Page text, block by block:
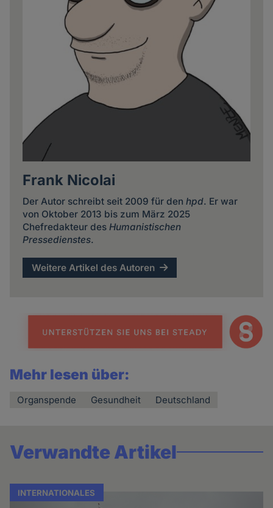
Frank Nicolai
Der Autor schreibt seit 2009 für den hpd. Er war
von Oktober 2013 bis zum März 2025
Chefredakteur des Humanistischen
Pressedienstes.
Weitere Artikel des Autoren
Mehr lesen über:
Organspende Gesundheit Deutschland
Verwandte Artikel
INTERNATIONALES